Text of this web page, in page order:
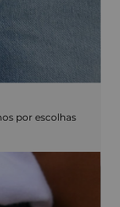
por escolhas